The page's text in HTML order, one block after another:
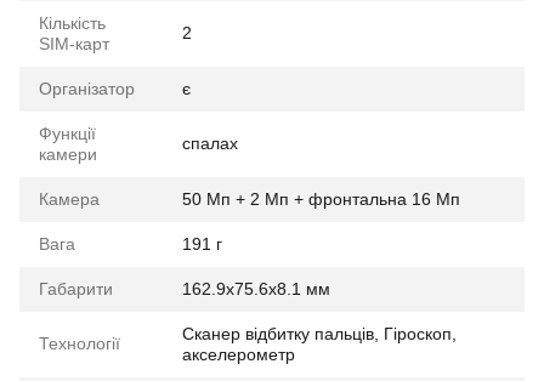
Кількість
SIM-карт
2
Організатор є
Функції
камери
спалах
Камера 50 Мп + 2 Мп + фронтальна 16 Мп
Вага 191 г
Габарити 162.9x75.6x8.1 мм
Технології
Сканер відбитку пальців, Гіроскоп,
акселерометр